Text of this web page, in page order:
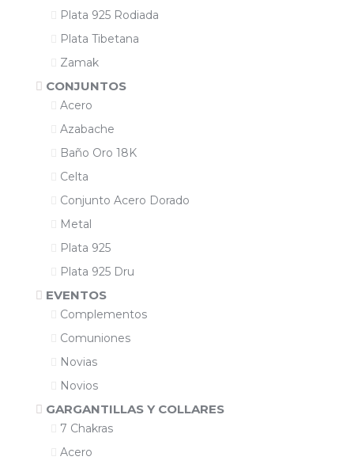
Plata 925 Rodiada
Plata Tibetana
Zamak
CONJUNTOS
Acero
Azabache
Baño Oro 18K
Celta
Conjunto Acero Dorado
Metal
Plata 925
Plata 925 Dru
EVENTOS
Complementos
Comuniones
Novias
Novios
GARGANTILLAS Y COLLARES
7 Chakras
Acero